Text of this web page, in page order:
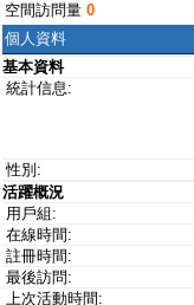
空間訪問量 0
個人資料
基本資料
統計信息:
性別:
活躍概況
用戶組:
在線時間:
註冊時間:
最後訪問:
上次活動時間: